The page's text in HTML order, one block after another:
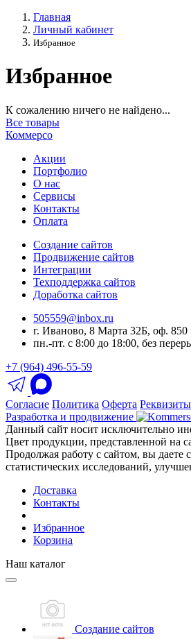
Главная
Личный кабинет
Избранное
Избранное
К сожалению ничего не найдено...
Все товары
Коммерсо
Акции
Портфолио
О нас
Сервисы
Контакты
Оплата
Создание сайтов
Продвижение сайтов
Интеграции
Техподдержка сайтов
Доработка сайтов
505559@inbox.ru
г. Иваново, 8 Марта 32Б, оф. 850
пн.-пт. с 8:00 до 18:00, без
+7 (964) 496-55-59
Согласие Политика Оферта Реквизиты
Разработка и продвижение
Данный сайт носит исключительно
Цвет продукции, представленной на
Продолжая работу с сайтом, вы даете
статистических исследований,
Доставка
Контакты
Избранное
Корзина
Наш каталог
Создание сайтов